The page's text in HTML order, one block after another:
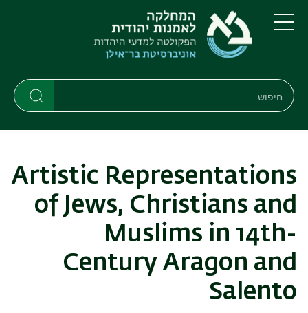
דילוג
לתוכן
העיקרי
דילוג
לתפריט
ניווט
ראשי
תפריט
חיפוש
חיפוש
Artistic Representations
of Jews, Christians and
Muslims in 14th-
Century Aragon and
Salento